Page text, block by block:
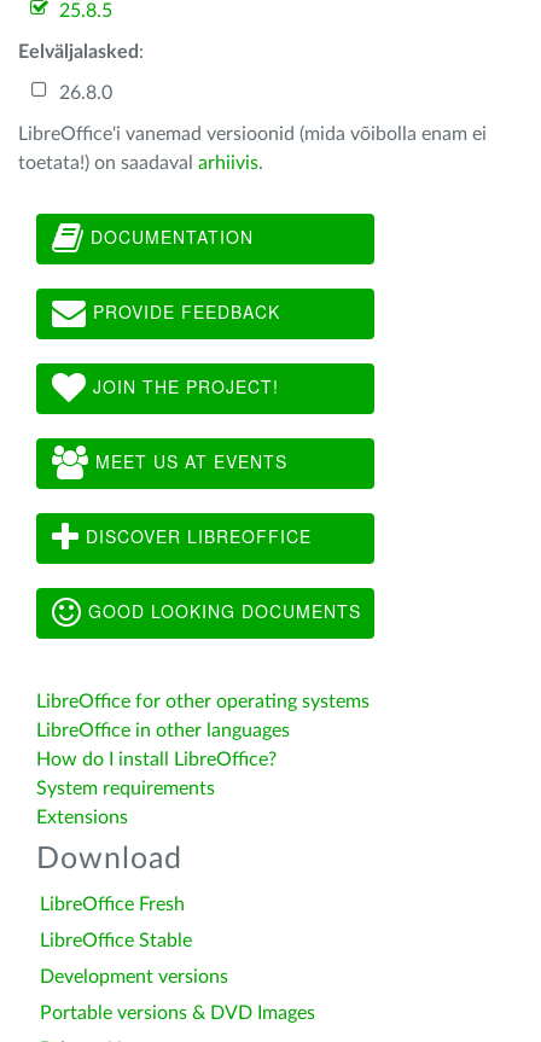
25.8.5
Eelväljalasked :
26.8.0
LibreOffice'i vanemad versioonid (mida võibolla enam ei
toetata!) on saadaval arhiivis.
DOCUMENTATION
PROVIDE FEEDBACK
JOIN THE PROJECT!
MEET US AT EVENTS
DISCOVER LIBREOFFICE
GOOD LOOKING DOCUMENTS
LibreOffice for other operating systems
LibreOffice in other languages
How do I install LibreOffice?
System requirements
Extensions
Download
LibreOffice Fresh
LibreOffice Stable
Development versions
Portable versions & DVD Images